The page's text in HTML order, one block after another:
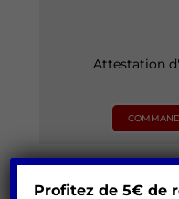
Attestation
Profitez de 5€ de